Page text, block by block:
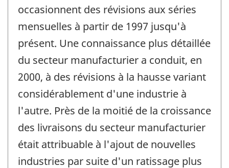
occasionnent des révisions aux séries
mensuelles à partir de 1997 jusqu'à
présent. Une connaissance plus détaillée
du secteur manufacturier a conduit, en
2000, à des révisions à la hausse variant
considérablement d'une industrie à
l'autre. Près de la moitié de la croissance
des livraisons du secteur manufacturier
était attribuable à l'ajout de nouvelles
industries par suite d'un ratissage plus